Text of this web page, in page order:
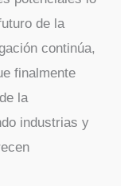
de la
continúa,
finalmente
la
industrias y